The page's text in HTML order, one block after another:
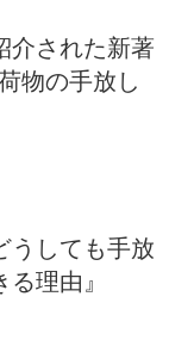
介された新著
物の手放し
うしても手放
理由』